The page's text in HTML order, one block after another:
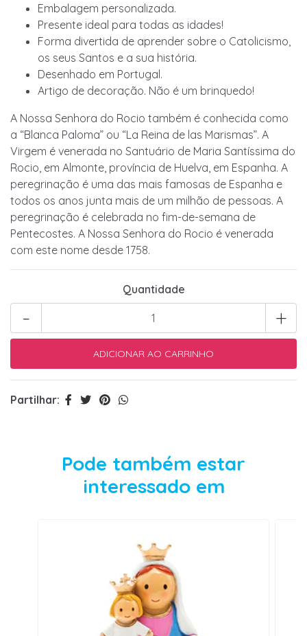
Embalagem personalizada.
Presente ideal para todas as idades!
Forma divertida de aprender sobre o Catolicismo,
os seus Santos e a sua história.
Desenhado em Portugal.
Artigo de decoração. Não é um brinquedo!
A Nossa Senhora do Rocio também é conhecida como
a “Blanca Paloma” ou “La Reina de las Marismas”. A
Virgem é venerada no Santuário de Maria Santíssima do
Rocio, em Almonte, província de Huelva, em Espanha. A
peregrinação é uma das mais famosas de Espanha e
todos os anos junta mais de um milhão de pessoas. A
peregrinação é celebrada no fim-de-semana de
Pentecostes. A Nossa Senhora do Rocio é venerada
com este nome desde 1758.
Quantidade
+
-
Partilhar:
Pode também estar
interessado em